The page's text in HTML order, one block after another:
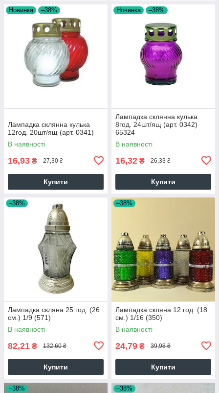
Новинка –38%
Лампадка склянна кулька
12год. 20шт/ящ (арт. 0341)
В наявності
16,93 ₴ 27,30 ₴
Купити
Новинка –38%
Лампадка склянна кулька
8год. 24шт/ящ (арт. 0342)
65324
В наявності
16,32 ₴ 26,33 ₴
Купити
–38%
Лампадка скляна 25 год. (26
см.) 1/9 (571)
В наявності
82,21 ₴ 132,60 ₴
Купити
–38%
Лампадка скляна 12 год. (18
см.) 1/16 (350)
В наявності
24,79 ₴ 39,98 ₴
Купити
–38% –38%